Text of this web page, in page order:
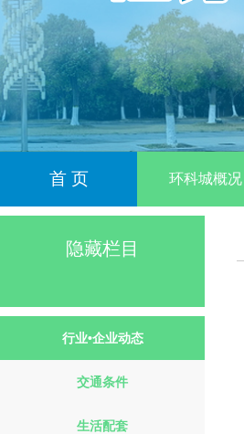
首 页 环科城概况
隐藏栏目
行业•企业动态
交通条件
生活配套